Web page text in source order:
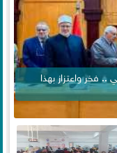
.. فخر واعتزاز بهذا